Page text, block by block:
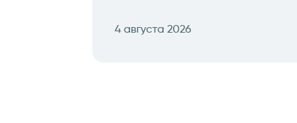
4 августа 2026